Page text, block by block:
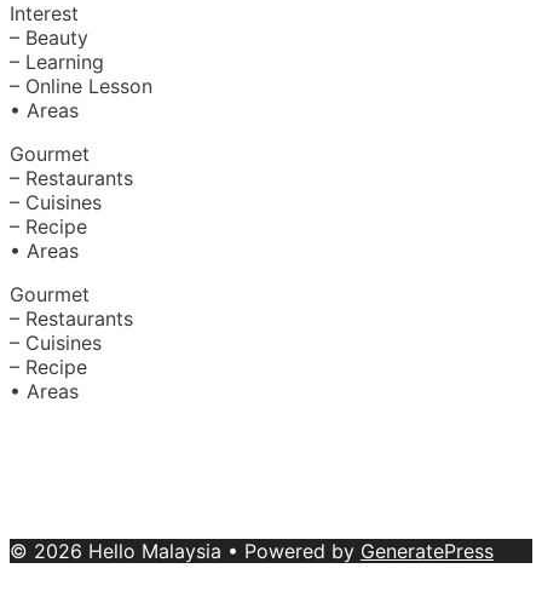
Interest
– Beauty
– Learning
– Online Lesson
• Areas
Gourmet
– Restaurants
– Cuisines
– Recipe
• Areas
Gourmet
– Restaurants
– Cuisines
– Recipe
• Areas
© 2026 Hello Malaysia • Powered by GeneratePress